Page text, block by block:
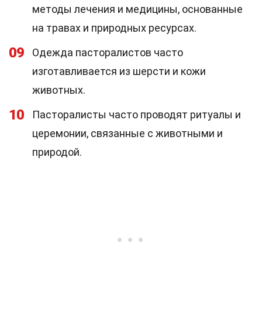
методы лечения и медицины, основанные
на травах и природных ресурсах.
09
Одежда пасторалистов часто
изготавливается из шерсти и кожи
животных.
10
Пасторалисты часто проводят ритуалы и
церемонии, связанные с животными и
природой.